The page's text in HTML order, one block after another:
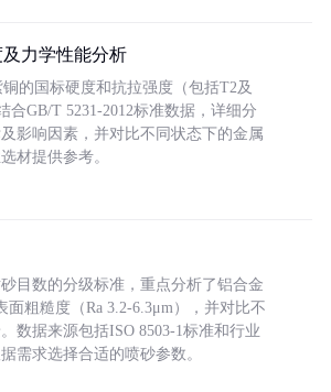
力学性能分析
的国标硬度和抗拉强度（包括T2及
合GB/T 5231-2012标准数据，详细分
影响因素，并对比不同状态下的金属
材提供参考。
目数的分级标准，重点分析了铝合金
面粗糙度（Ra 3.2-6.3μm），并对比不
数据来源包括ISO 8503-1标准和行业
需求选择合适的喷砂参数。